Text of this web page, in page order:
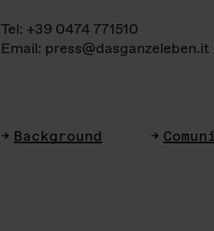
Tel: +39 0474 771510
Email: press@dasganzeleben.it
Background